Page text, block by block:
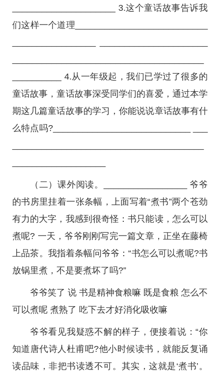
_____________________ 3.这个童话故事告诉我
们这样一个道理___________________________
__________ 4.从一年级起，我们已学过了很多的
童话故事，童话故事深受同学们的喜爱，通过本学
期这几篇童话故事的学习，你能说说章话故事有什
么特点吗?____________________________ ___
（二）课外阅读。_________________ 爷爷
的书房里挂着一张条幅，上面写着“煮书”两个苍劲
有力的大字，我感到很奇怪：书只能读，怎么可以
煮呢? 一天，爷爷刚刚写完一篇文章，正坐在藤椅
上品茶。我指着条幅问爷爷：“书怎么可以煮呢?书
放锅里煮，不是要煮坏了吗?”
爷爷笑了 说 书是精神食粮嘛 既是食粮 怎么不
可以煮呢 煮熟了 吃下去才好消化吸收嘛
爷爷看见我疑惑不解的样子，便接着说：“你
知道唐代诗人杜甫吧?他小时候读书，就能反复诵
读品味，非把书读透不可。其实，这就是‘煮书’。